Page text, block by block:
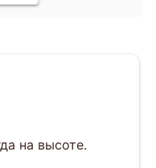
на высоте.